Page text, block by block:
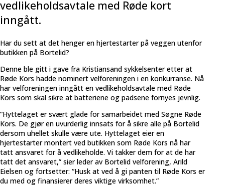
vedlikeholdsavtale med Røde kort
inngått.
Har du sett at det henger en hjertestarter på veggen utenfor
butikken på Bortelid?
Denne ble gitt i gave fra Kristiansand sykkelsenter etter at
Røde Kors hadde nominert velforeningen i en konkurranse. Nå
har velforeningen inngått en vedlikeholdsavtale med Røde
Kors som skal sikre at batteriene og padsene fornyes jevnlig.
“Hyttelaget er svært glade for samarbeidet med Søgne Røde
Kors. De gjør en uvurderlig innsats for å sikre alle på Bortelid
dersom uhellet skulle være ute. Hyttelaget eier en
hjertestarter montert ved butikken som Røde Kors nå har
tatt ansvaret for å vedlikeholde. Vi takker dem for at de har
tatt det ansvaret,” sier leder av Bortelid velforening, Arild
Eielsen og fortsetter: “Husk at ved å gi panten til Røde Kors er
du med og finansierer deres viktige virksomhet.”